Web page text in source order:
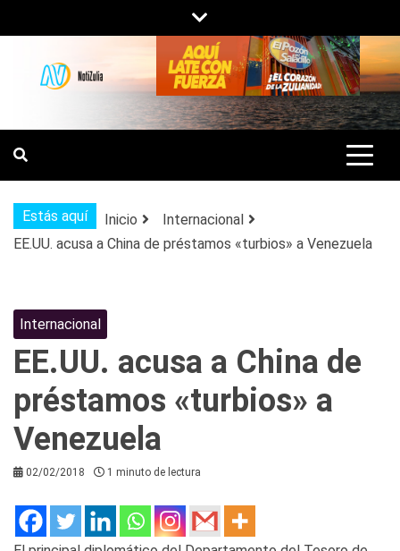
al
contenido
NOTIZULIA
NOTICIAS DEL ZULIA, VENEZUELA Y
DE INTERÉS GENERAL.
Estás aquí Inicio
Internacional
EE.UU. acusa a China de préstamos «turbios» a Venezuela
Internacional
EE.UU. acusa a China de
préstamos «turbios» a
Venezuela
02/02/2018 1 minuto de lectura